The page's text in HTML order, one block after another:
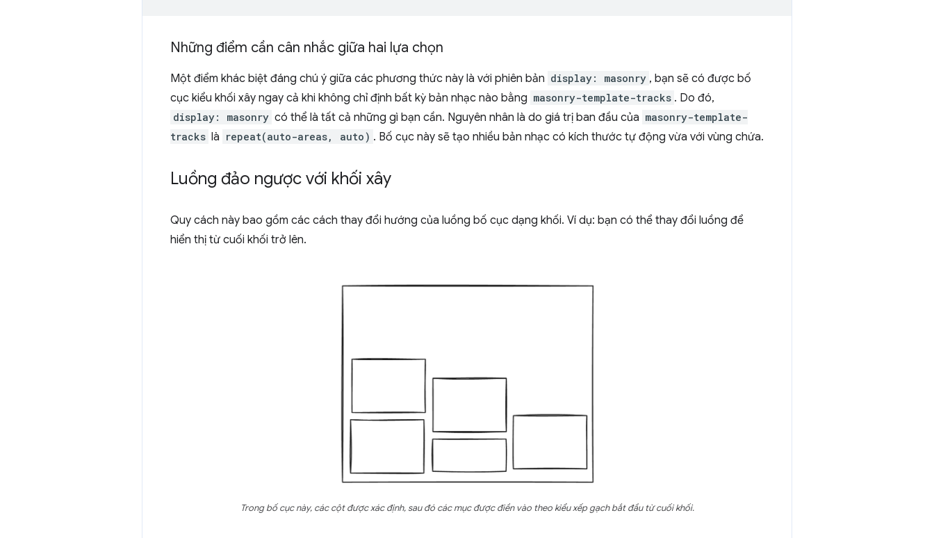
Những điểm cần cân nhắc giữa hai lựa chọn
Một điểm khác biệt đáng chú ý giữa các phương thức này là với phiên bản display: masonry , bạn sẽ có được bố
cục kiểu khối xây ngay cả khi không chỉ định bất kỳ bản nhạc nào bằng masonry-template-tracks . Do đó,
display: masonry có thể là tất cả những gì bạn cần. Nguyên nhân là do giá trị ban đầu của masonry-template-
tracks là repeat(auto-areas, auto) . Bố cục này sẽ tạo nhiều bản nhạc có kích thước tự động vừa với vùng chứa.
Luồng đảo ngược với khối xây
Quy cách này bao gồm các cách thay đổi hướng của luồng bố cục dạng khối. Ví dụ: bạn có thể thay đổi luồng để
hiển thị từ cuối khối trở lên.
Trong bố cục này, các cột được xác định, sau đó các mục được điền vào theo kiểu xếp gạch bắt đầu từ cuối khối.